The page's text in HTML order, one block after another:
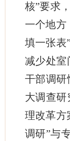
核”要求
一个地方
填一张表
减少处室
干部调研
大调查
理改革方
调研”与